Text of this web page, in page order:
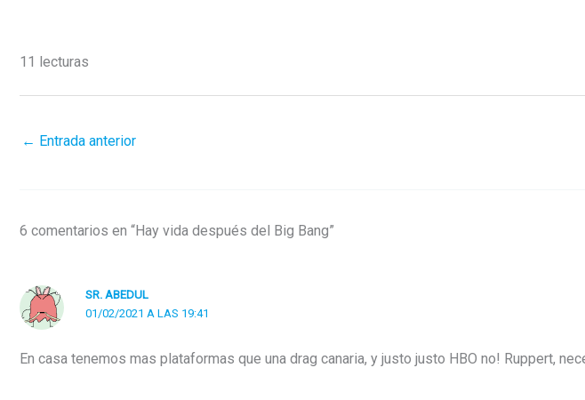
11 lecturas
← Entrada anterior
6 comentarios en “Hay vida después del Big Bang”
SR. ABEDUL
01/02/2021 A LAS 19:41
En casa tenemos mas plataformas que una drag canaria, y justo justo HBO no! Ruppert,